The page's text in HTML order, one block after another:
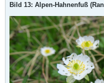
Bild 13: Alpen-Hahnenfuß